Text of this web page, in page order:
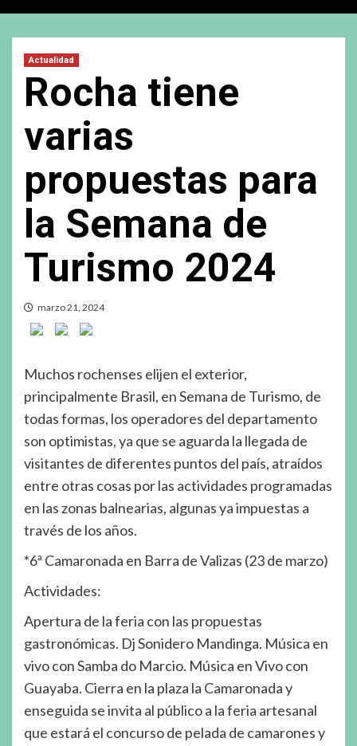
Actualidad
Rocha tiene
varias
propuestas para
la Semana de
Turismo 2024
marzo 21, 2024
Muchos rochenses elijen el exterior,
principalmente Brasil, en Semana de Turismo, de
todas formas, los operadores del departamento
son optimistas, ya que se aguarda la llegada de
visitantes de diferentes puntos del país, atraídos
entre otras cosas por las actividades programadas
en las zonas balnearias, algunas ya impuestas a
través de los años.
*6ª Camaronada en Barra de Valizas (23 de marzo)
Actividades:
Apertura de la feria con las propuestas
gastronómicas. Dj Sonidero Mandinga. Música en
vivo con Samba do Marcio. Música en Vivo con
Guayaba. Cierra en la plaza la Camaronada y
enseguida se invita al público a la feria artesanal
que estará el concurso de pelada de camarones y